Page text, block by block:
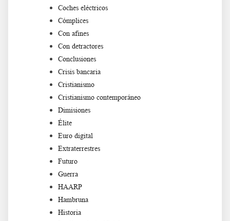
Coches eléctricos
Cómplices
Con afines
Con detractores
Conclusiones
Crisis bancaria
Cristianismo
Cristianismo contemporáneo
Dimisiones
Élite
Euro digital
Extraterrestres
Futuro
Guerra
HAARP
Hambruna
Historia